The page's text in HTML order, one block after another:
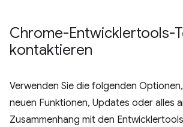
Chrome-Entwicklertools-
kontaktieren
Verwenden Sie die folgenden
neuen Funktionen, Updates oder alles
Zusammenhang mit den